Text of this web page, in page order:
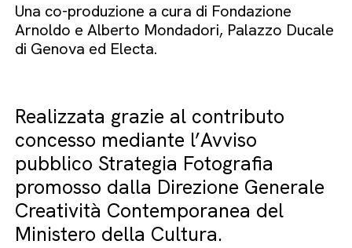
Una co-produzione a cura di Fondazione
Arnoldo e Alberto Mondadori, Palazzo Ducale
di Genova ed Electa.
Realizzata grazie al contributo
concesso mediante l’Avviso
pubblico Strategia Fotografia
promosso dalla Direzione Generale
Creatività Contemporanea del
Ministero della Cultura.